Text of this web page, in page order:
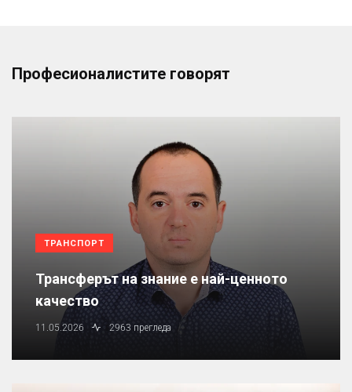
Професионалистите говорят
ТРАНСПОРТ
Трансферът на знание е най-ценното
качество
11.05.2026 2963 прегледа